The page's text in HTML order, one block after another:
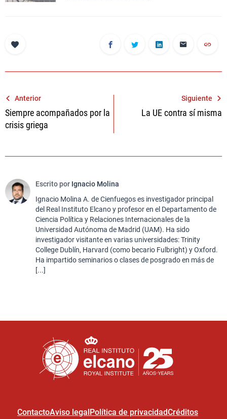
Navegación
de
entradas
Anterior
Siempre acompañados por la
crisis griega
Siguiente
La UE contra sí misma
Escrito por Ignacio Molina
Ignacio Molina A. de Cienfuegos es investigador principal
del Real Instituto Elcano y profesor en el Departamento de
Ciencia Política y Relaciones Internacionales de la
Universidad Autónoma de Madrid (UAM). Ha sido
investigador visitante en varias universidades: Trinity
College Dublín, Harvard (como becario Fulbright) y Oxford.
Ha impartido seminarios o clases de posgrado en más de
[...]
ContactoAviso legal Política de privacidadCréditos